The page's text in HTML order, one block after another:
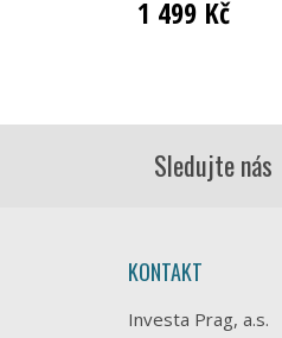
1 499 Kč
Sledujte nás
KONTAKT
Investa Prag, a.s.